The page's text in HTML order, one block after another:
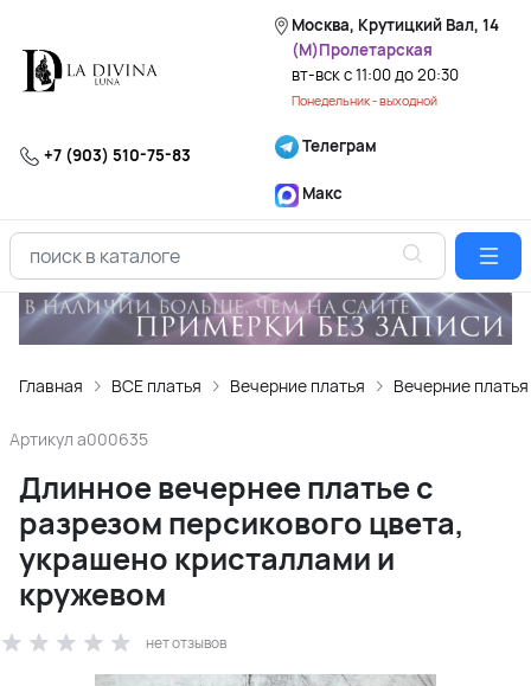
Москва, Крутицкий Вал, 14
(М)Пролетарская
вт-вск с 11:00 до 20:30
Понедельник - выходной
+7 (903) 510-75-83 Телеграм
Макс
Главная ВСЕ платья Вечерние платья Вечерние
Артикул a000635
Длинное вечернее платье с
разрезом персикового цвета,
украшено кристаллами и
кружевом
нет отзывов